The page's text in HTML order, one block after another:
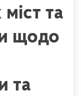
та
щодо
та